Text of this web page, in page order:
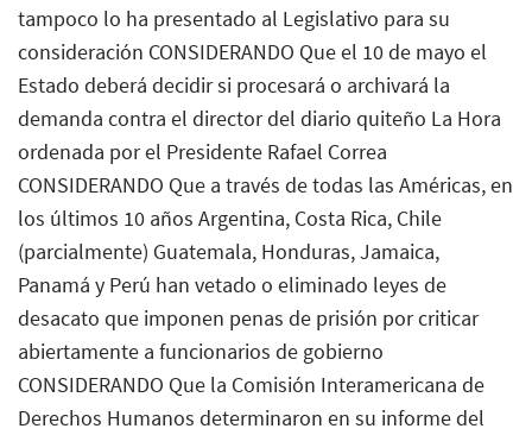
tampoco lo ha presentado al Legislativo para su
consideración CONSIDERANDO Que el 10 de mayo el
Estado deberá decidir si procesará o archivará la
demanda contra el director del diario quiteño La Hora
ordenada por el Presidente Rafael Correa
CONSIDERANDO Que a través de todas las Américas, en
los últimos 10 años Argentina, Costa Rica, Chile
(parcialmente) Guatemala, Honduras, Jamaica,
Panamá y Perú han vetado o eliminado leyes de
desacato que imponen penas de prisión por criticar
abiertamente a funcionarios de gobierno
CONSIDERANDO Que la Comisión Interamericana de
Derechos Humanos determinaron en su informe del